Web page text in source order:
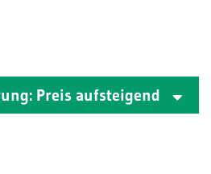
Preis aufsteigend